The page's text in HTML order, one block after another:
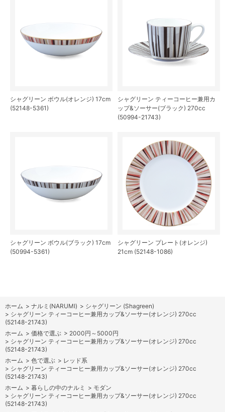
シャグリーン ボウル(オレンジ) 17cm
(52148-5361)
シャグリーン ティーコーヒー兼用カ
ップ&ソーサー(ブラック) 270cc
(50994-21743)
シャグリーン ボウル(ブラック) 17cm
(50994-5361)
シャグリーン プレート(オレンジ)
21cm (52148-1086)
ホーム > ナルミ(NARUMI) > シャグリーン (Shagreen)
> シャグリーン ティーコーヒー兼用カップ&ソーサー(オレンジ) 270cc
(52148-21743)
ホーム > 価格で選ぶ > 2000円～5000円
> シャグリーン ティーコーヒー兼用カップ&ソーサー(オレンジ) 270cc
(52148-21743)
ホーム > 色で選ぶ > レッド系
> シャグリーン ティーコーヒー兼用カップ&ソーサー(オレンジ) 270cc
(52148-21743)
ホーム > 暮らしの中のナルミ > モダン
> シャグリーン ティーコーヒー兼用カップ&ソーサー(オレンジ) 270cc
(52148-21743)